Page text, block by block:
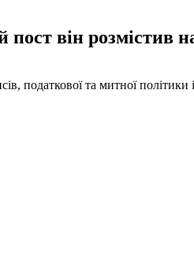
він розмістив на
податкової та митної